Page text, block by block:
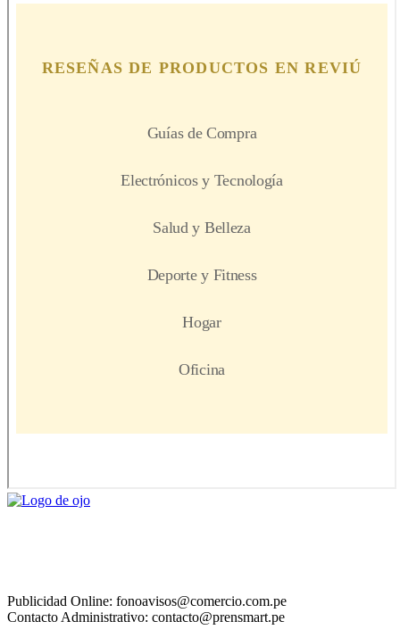
Publicidad Online: fonoavisos@comercio.com.pe
Contacto Administrativo: contacto@prensmart.pe